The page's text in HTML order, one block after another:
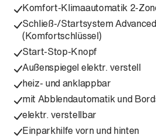
Komfort-Klimaautomatik 2-
Schließ-/Startsystem
(Komfortschlüssel)
Start-Stop-Knopf
Außenspiegel elektr. verstell
heiz- und anklappbar
mit Abblendautomatik und
elektr. verstellbar
Einparkhilfe vorn und hinten